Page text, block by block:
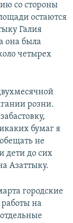
со стороны
остаются
Галия
она была
четырех
розни.
бумаг я
не
дети до сих
Азаттыку.
городские
работы на